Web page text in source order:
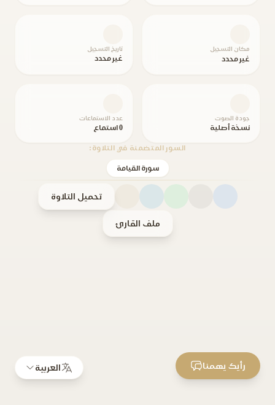
مكان التسجيل
غير محدد
تاريخ التسجيل
غير محدد
جودة الصوت
نسخة أصلية
عدد الاستماعات
0 استماع
السور المتضمنة في التلاوة:
سورة القيامة
تحميل التلاوة
ملف القارئ
العربية رأيك يهمنا